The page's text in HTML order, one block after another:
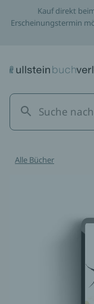
Kauf direkt
Erscheinungstermin
Alle Bücher